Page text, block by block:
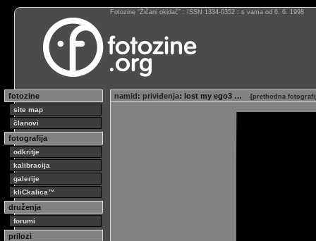
Fotozine “Žičani okidač” : ISSN 1334-0352 : s vama od 6. 6. 1998
fotozine
site map
članovi
fotografija
odkritje
kalibracija
galerije
kliCkalica™
druženja
forumi
prilozi
namid: priviđenja: lost my ego3 … [prethodna